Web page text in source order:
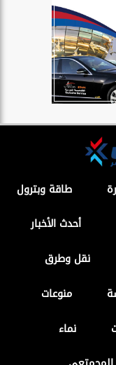
طاقة وبترول
أحدث الأخبار
نقل وطرق
منوعات
نماء